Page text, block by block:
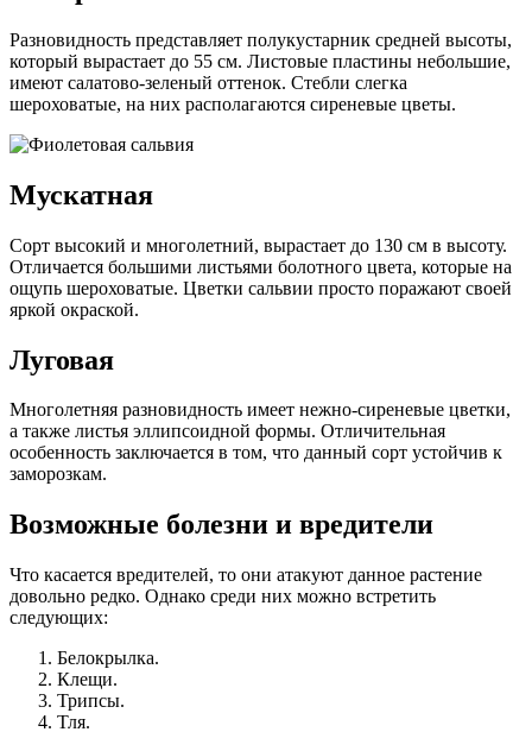
Разновидность представляет полукустарник средней высоты,
который вырастает до 55 см. Листовые пластины небольшие,
имеют салатово-зеленый оттенок. Стебли слегка
шероховатые, на них располагаются сиреневые цветы.
Мускатная
Сорт высокий и многолетний, вырастает до 130 см в высоту.
Отличается большими листьями болотного цвета, которые на
ощупь шероховатые. Цветки сальвии просто поражают своей
яркой окраской.
Луговая
Многолетняя разновидность имеет нежно-сиреневые цветки,
а также листья эллипсоидной формы. Отличительная
особенность заключается в том, что данный сорт устойчив к
заморозкам.
Возможные болезни и вредители
Что касается вредителей, то они атакуют данное растение
довольно редко. Однако среди них можно встретить
следующих:
Белокрылка.
Клещи.
Трипсы.
Тля.